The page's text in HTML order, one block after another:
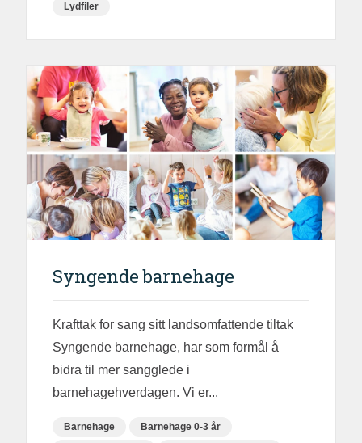
Lydfiler
Syngende barnehage
Krafttak for sang sitt landsomfattende tiltak
Syngende barnehage, har som formål å
bidra til mer sangglede i
barnehagehverdagen. Vi er...
Barnehage
Barnehage 0-3 år